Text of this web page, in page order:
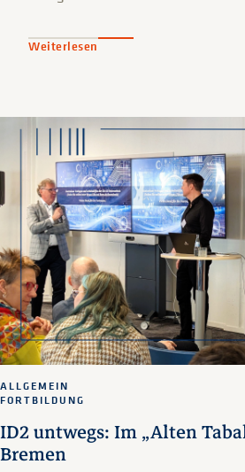
Weiterlesen
ID2 untwegs: Im „Alten
Bremen
ALLGEMEIN
FORTBILDUNG